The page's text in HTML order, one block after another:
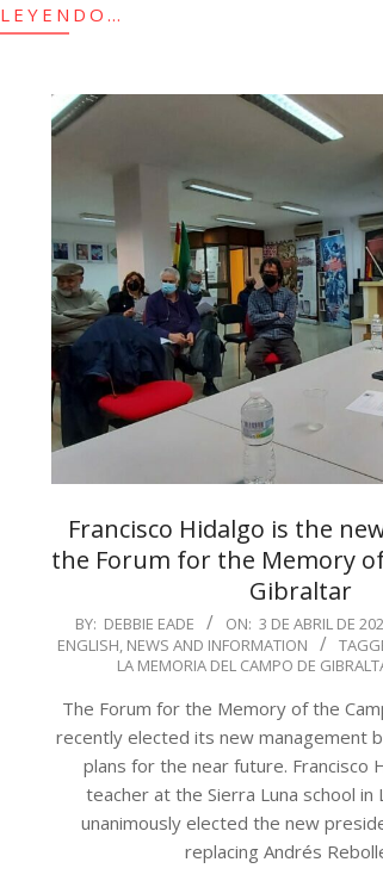
Francisco Hidalgo is the
the Forum for the Memory
Gibraltar
2022-
04-
BY: DEBBIE EADE ON: 3 DE ABRIL DE
ENGLISH, NEWS AND INFORMATION
LA MEMORIA DEL CAMPO DE
The Forum for the Memory of the
recently elected its new management
plans for the near future. Francisco
teacher at the Sierra Luna school in
unanimously elected the new
replacing Andrés